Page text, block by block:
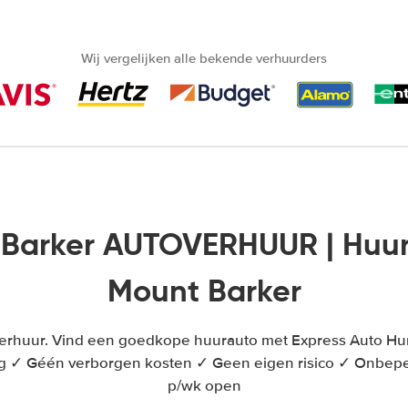
Wij vergelijken alle bekende verhuurders
AUTOVERHUUR |
Mount Barker
Vind een goedkope huurauto met Express Auto
✓ Géén verborgen kosten ✓ Geen eigen risico ✓
p/wk open